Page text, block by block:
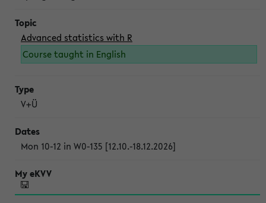
Advanced statistics with R
Course taught in English
V+Ü
Mon 10-12 in W0-135 [12.10.-18.12.2026]